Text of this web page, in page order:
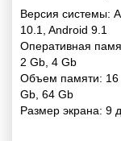
2002-2008 (Auto
Conditioning) 9"
Версия системы:
10.1
Android 9.1
Оперативная
2 Gb 4 Gb
Объем памяти:
Gb 64 Gb
Размер экрана: 9